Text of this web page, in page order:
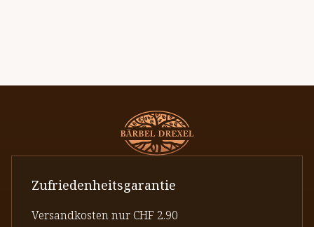
Zufriedenheitsgarantie
Versandkosten nur CHF 2.90